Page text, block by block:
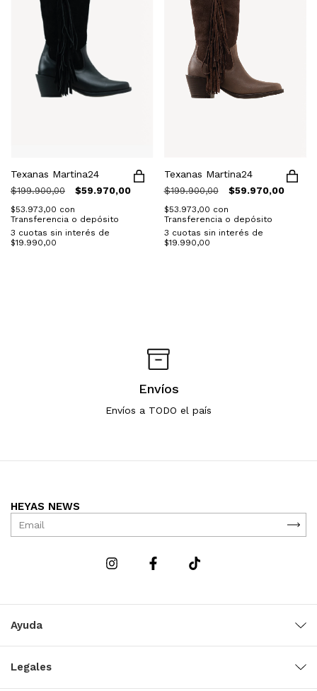
Texanas Martina24
$199.900,00 $59.970,00
$53.973,00 con
Transferencia o depósito
3 cuotas sin interés de
$19.990,00
Texanas Martina24
$199.900,00 $59.970,00
$53.973,00 con
Transferencia o depósito
3 cuotas sin interés de
$19.990,00
Envíos
Envíos a TODO el país
HEYAS NEWS
Ayuda
Legales